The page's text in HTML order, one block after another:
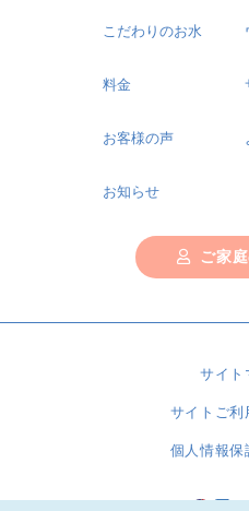
こだわりのお水
料金
お客様の声
お知らせ
ご家
サイト
サイトご利
個人情報保